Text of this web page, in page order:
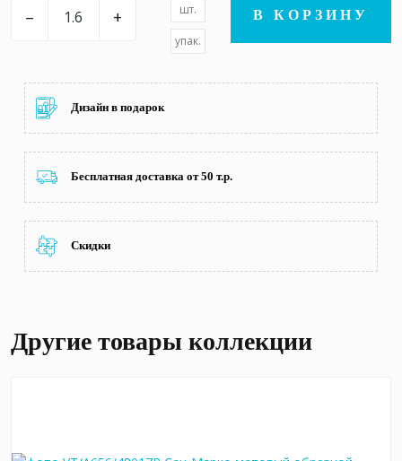
– + шт.
упак.
В КОРЗИНУ
Дизайн в подарок
Бесплатная доставка от 50 т.р.
Скидки
Другие товары коллекции